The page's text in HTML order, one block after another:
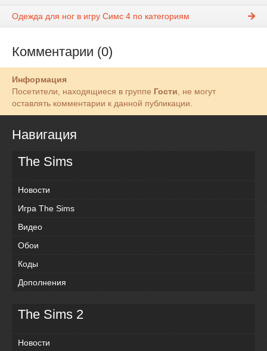
Одежда для ног в игру Симс 4 по категориям
Комментарии (0)
Информация
Посетители, находящиеся в группе Гости, не могут
оставлять комментарии к данной публикации.
Навигация
The Sims
Новости
Игра The Sims
Видео
Обои
Коды
Дополнения
The Sims 2
Новости